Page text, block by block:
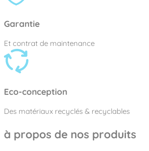
Garantie
Et contrat de maintenance
Eco-conception
Des matériaux recyclés & recyclables
à propos de nos produits